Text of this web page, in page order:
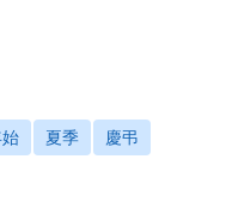
夏季 慶弔